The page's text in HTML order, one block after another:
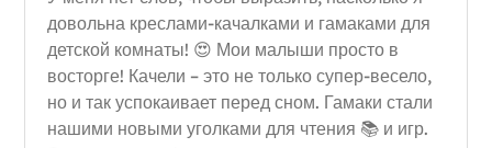
довольна креслами-качалками и гамаками для
детской комнаты! 😍 Мои малыши просто в
восторге! Качели – это не только супер-весело,
но и так успокаивает перед сном. Гамаки стали
нашими новыми уголками для чтения 📚 и игр.